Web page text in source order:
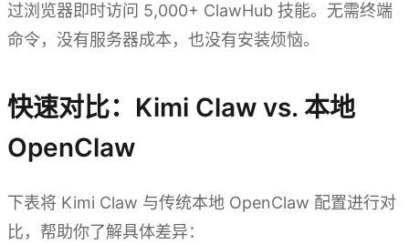
过浏览器即时访问 5,000+ ClawHub 技能。无需终端
命令，没有服务器成本，也没有安装烦恼。
快速对比：Kimi Claw vs. 本地
OpenClaw
下表将 Kimi Claw 与传统本地 OpenClaw 配置进行对
比，帮助你了解具体差异：